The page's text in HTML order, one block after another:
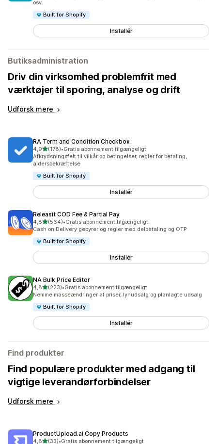
osv.
Built for Shopify
Installér
Butiksadministration
Driv din virksomhed problemfrit med
værktøjer til sporing, analyse og drift
Udforsk mere
RA Term and Condition Checkbox
4,9ud af 5 stjerner
(178)
178 anmeldelser i alt
•Gratis abonnement tilgængeligt
Afkrydsningsfelt til vilkår og betingelser, regler for betaling,
aldersbekræftelse
Built for Shopify
Installér
Releasit COD Fee & Partial Pay
4,8ud af 5 stjerner
(564)
564 anmeldelser i alt
•Gratis abonnement tilgængeligt
Cash on Delivery gebyrer og regler med delbetaling og OTP
Built for Shopify
Installér
NA Bulk Price Editor
4,8ud af 5 stjerner
(223)
223 anmeldelser i alt
•Gratis abonnement tilgængeligt
Nemme masseændringer af priser, lynudsalg og planlagte udsalg
Built for Shopify
Installér
Find produkter
Find populære produkter med adgang til
vigtige leverandørforbindelser
Udforsk mere
ProductUpload.ai Copy Products
4,8ud af 5 stjerner
(33)•Gratis abonnement tilgængeligt